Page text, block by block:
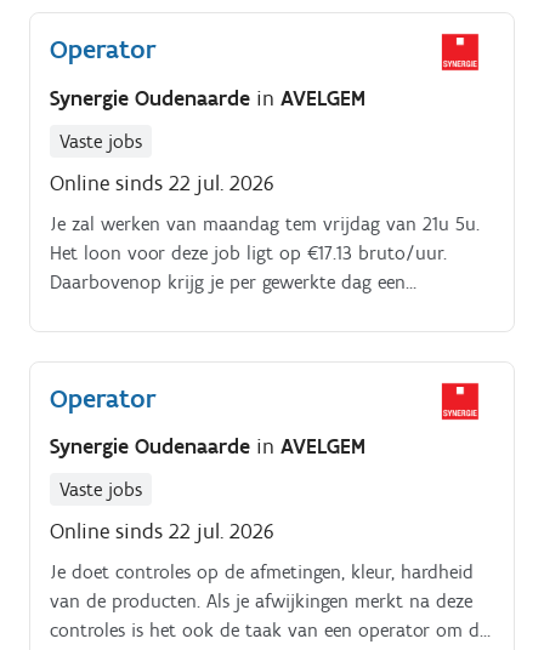
Operator
Synergie Oudenaarde in AVELGEM
Vaste jobs
Online sinds 22 jul. 2026
Je zal werken van maandag tem vrijdag van 21u 5u.
Het loon voor deze job ligt op €17.13 bruto/uur.
Daarbovenop krijg je per gewerkte dag een
Operator
Synergie Oudenaarde in AVELGEM
Vaste jobs
Online sinds 22 jul. 2026
Je doet controles op de afmetingen, kleur, hardheid
van de producten. Als je afwijkingen merkt na deze
controles is het ook de taak van een operator om de